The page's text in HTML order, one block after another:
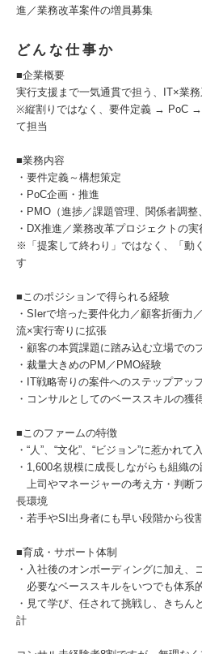
進／業務改革案件の増員募集
どんな仕事か
■企業概要
実行支援まで一気通貫で担う、IT×業
※縦割りではなく、要件定義 → PoC
て担当
■業務内容
・要件定義～構想策定
・PoC企画・推進
・PMO（進捗／課題管理、関係者調整
・DX推進／業務改革プロジェクトの実
※「提案して終わり」ではなく、「動
す
■このポジションで得られる経験
・SIerで培った要件化力／顧客折衝力
流×実行寄りに拡張
・顧客の本質課題に踏み込む立場での
・裁量大きめのPM／PMO経験
・IT戦略寄りの案件へのステップアッ
・コンサルとしてのベーススキルの獲
■このファームの特徴
・“人”、“文化”、“ビジョン”に惹かれ
・1,600名規模に成長しながらも組織の
上司やマネージャーの考え方・判断
長環境
・若手やSI出身者にも早い段階から役
■育成・サポート体制
・入社後のオンボーディングに加え、
必要なベーススキルをいつでも体系
・見て学び、任されて挑戦し、きちん
計